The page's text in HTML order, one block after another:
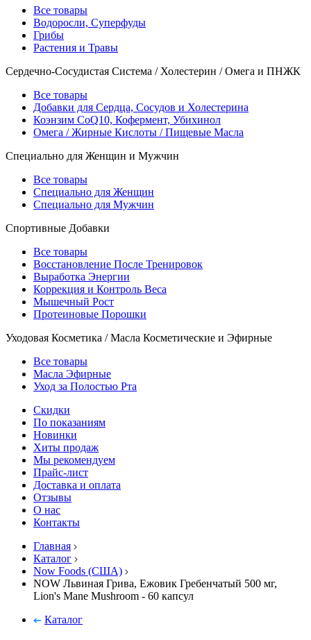
Все товары
Водоросли, Суперфуды
Грибы
Растения и Травы
Сердечно-Сосудистая Система / Холестерин / Омега и ПНЖК
Все товары
Добавки для Сердца, Сосудов и Холестерина
Коэнзим CoQ10, Кофермент, Убихинол
Омега / Жирные Кислоты / Пищевые Масла
Специально для Женщин и Мужчин
Все товары
Специально для Женщин
Специально для Мужчин
Спортивные Добавки
Все товары
Восстановление После Тренировок
Выработка Энергии
Коррекция и Контроль Веса
Мышечный Рост
Протеиновые Порошки
Уходовая Косметика / Масла Косметические и Эфирные
Все товары
Масла Эфирные
Уход за Полостью Рта
Скидки
По показаниям
Новинки
Хиты продаж
Мы рекомендуем
Прайс-лист
Доставка и оплата
Отзывы
О нас
Контакты
Главная
Каталог
Now Foods (США)
NOW Львиная Грива, Ежовик Гребенчатый 500 мг,
Lion's Mane Mushroom - 60 капсул
Каталог